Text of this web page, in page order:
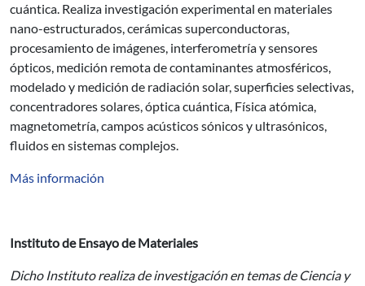
cuántica. Realiza investigación experimental en materiales
nano-estructurados, cerámicas superconductoras,
procesamiento de imágenes, interferometría y sensores
ópticos, medición remota de contaminantes atmosféricos,
modelado y medición de radiación solar, superficies selectivas,
concentradores solares, óptica cuántica, Física atómica,
magnetometría, campos acústicos sónicos y ultrasónicos,
fluidos en sistemas complejos.
Más información
Instituto de Ensayo de Materiales
Dicho Instituto realiza de investigación en temas de Ciencia y